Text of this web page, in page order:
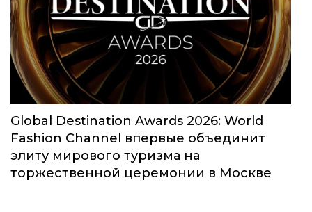
Global Destination Awards 2026: World
Fashion Channel впервые объединит
элиту мирового туризма на
торжественной церемонии в Москве